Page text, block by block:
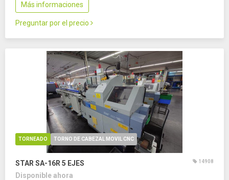
Más informaciones
Preguntar por el precio
TORNEADO TORNO DE CABEZAL MOVIL CNC
STAR SA-16R 5 EJES 14908
Disponible ahora